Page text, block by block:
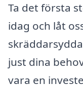
Ta det första
idag och låt
just dina
vara en